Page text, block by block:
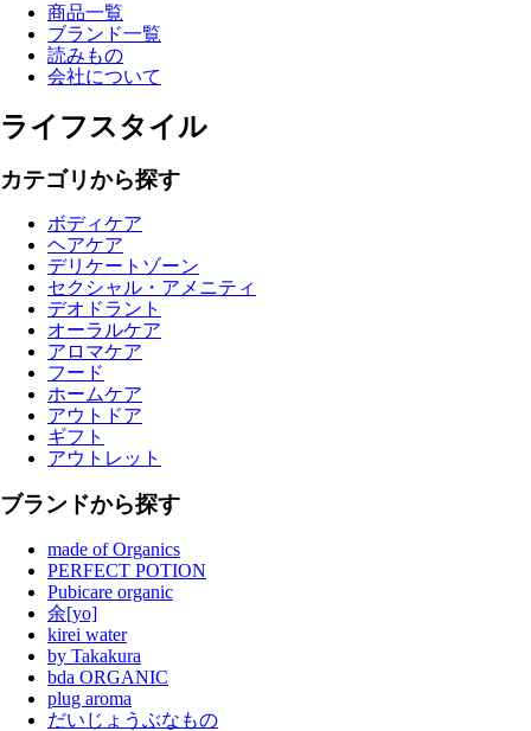
商品一覧
ブランド一覧
読みもの
会社について
ライフスタイル
カテゴリから探す
ボディケア
ヘアケア
デリケートゾーン
セクシャル・アメニティ
デオドラント
オーラルケア
アロマケア
フード
ホームケア
アウトドア
ギフト
アウトレット
ブランドから探す
made of Organics
PERFECT POTION
Pubicare organic
余[yo]
kirei water
by Takakura
bda ORGANIC
plug aroma
だいじょうぶなもの